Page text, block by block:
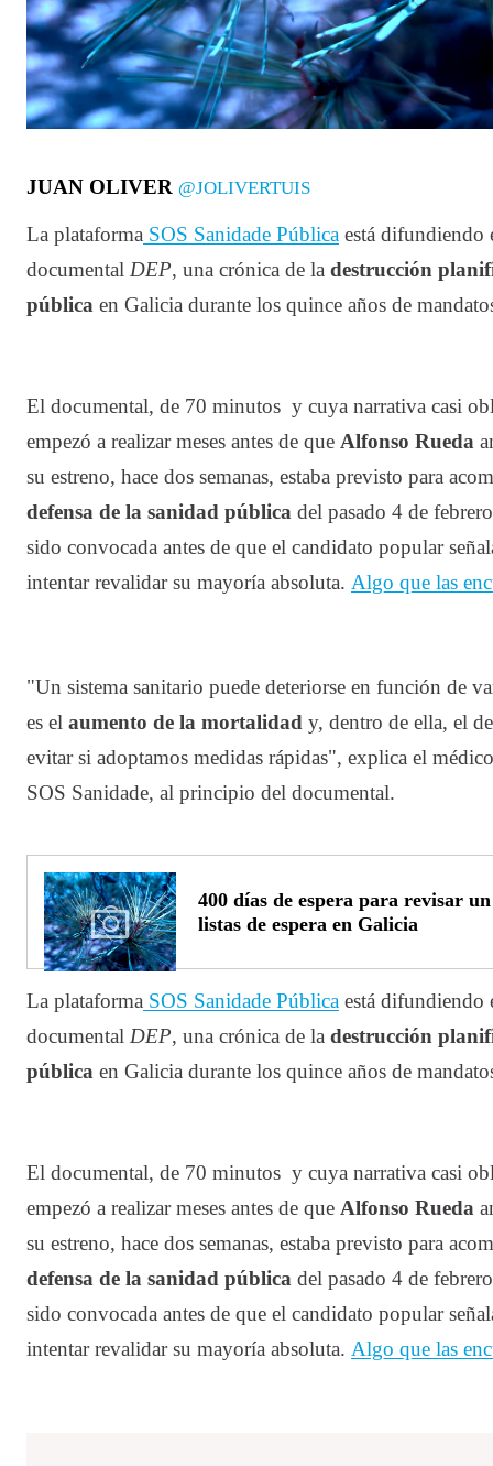
JUAN OLIVER @JOLIVERTUIS
La plataforma SOS Sanidade Pública está difundiendo
documental DEP, una crónica de la destrucción
pública en Galicia durante los quince años de
El documental, de 70 minutos y cuya narrativa casi
empezó a realizar meses antes de que Alfonso Rueda
su estreno, hace dos semanas, estaba previsto para
defensa de la sanidad pública del pasado 4 de
sido convocada antes de que el candidato popular
intentar revalidar su mayoría absoluta. Algo que las
"Un sistema sanitario puede deteriorse en función de
es el aumento de la mortalidad y, dentro de ella, el
evitar si adoptamos medidas rápidas", explica el
SOS Sanidade, al principio del documental.
400 días de espera para revisar
listas de espera en Galicia
La plataforma SOS Sanidade Pública está difundiendo
documental DEP, una crónica de la destrucción
pública en Galicia durante los quince años de
El documental, de 70 minutos y cuya narrativa casi
empezó a realizar meses antes de que Alfonso Rueda
su estreno, hace dos semanas, estaba previsto para
defensa de la sanidad pública del pasado 4 de
sido convocada antes de que el candidato popular
intentar revalidar su mayoría absoluta. Algo que las